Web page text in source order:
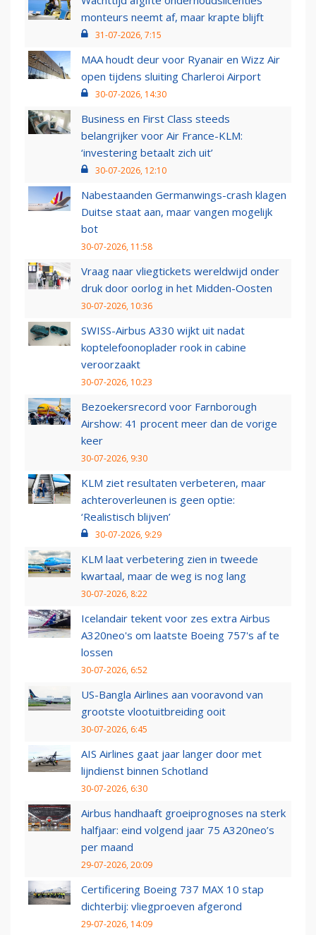
monteurs neemt af, maar krapte blijft
31-07-2026, 7:15
MAA houdt deur voor Ryanair en Wizz Air
open tijdens sluiting Charleroi Airport
30-07-2026, 14:30
Business en First Class steeds
belangrijker voor Air France-KLM:
‘investering betaalt zich uit’
30-07-2026, 12:10
Nabestaanden Germanwings-crash klagen
Duitse staat aan, maar vangen mogelijk
bot
30-07-2026, 11:58
Vraag naar vliegtickets wereldwijd onder
druk door oorlog in het Midden-Oosten
30-07-2026, 10:36
SWISS-Airbus A330 wijkt uit nadat
koptelefoonoplader rook in cabine
veroorzaakt
30-07-2026, 10:23
Bezoekersrecord voor Farnborough
Airshow: 41 procent meer dan de vorige
keer
30-07-2026, 9:30
KLM ziet resultaten verbeteren, maar
achteroverleunen is geen optie:
‘Realistisch blijven’
30-07-2026, 9:29
KLM laat verbetering zien in tweede
kwartaal, maar de weg is nog lang
30-07-2026, 8:22
Icelandair tekent voor zes extra Airbus
A320neo's om laatste Boeing 757's af te
lossen
30-07-2026, 6:52
US-Bangla Airlines aan vooravond van
grootste vlootuitbreiding ooit
30-07-2026, 6:45
AIS Airlines gaat jaar langer door met
lijndienst binnen Schotland
30-07-2026, 6:30
Airbus handhaaft groeiprognoses na sterk
halfjaar: eind volgend jaar 75 A320neo’s
per maand
29-07-2026, 20:09
Certificering Boeing 737 MAX 10 stap
dichterbij: vliegproeven afgerond
29-07-2026, 14:09